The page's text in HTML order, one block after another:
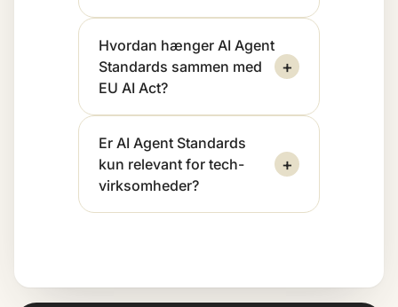
Hvordan hænger AI Agent
Standards sammen med
EU AI Act?
+
Er AI Agent Standards
kun relevant for tech-
virksomheder?
+